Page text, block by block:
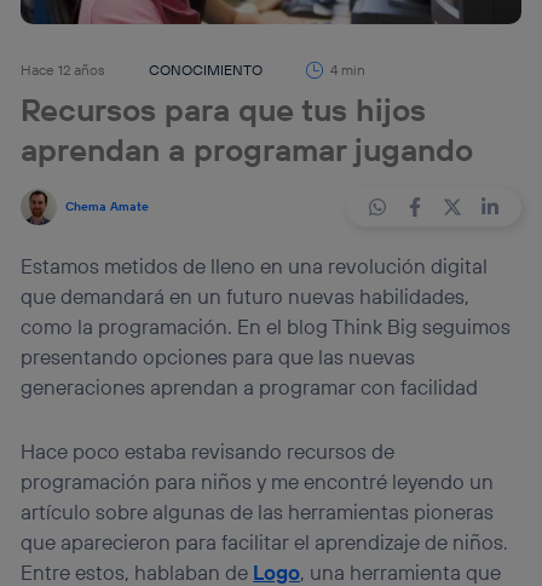
Hace 12 años CONOCIMIENTO 4 min
Recursos para que tus hijos
aprendan a programar jugando
Chema Amate
Estamos metidos de lleno en una revolución digital
que demandará en un futuro nuevas habilidades,
como la programación. En el blog Think Big seguimos
presentando opciones para que las nuevas
generaciones aprendan a programar con facilidad
Hace poco estaba revisando recursos de
programación para niños y me encontré leyendo un
artículo sobre algunas de las herramientas pioneras
que aparecieron para facilitar el aprendizaje de niños.
Entre estos, hablaban de Logo, una herramienta que